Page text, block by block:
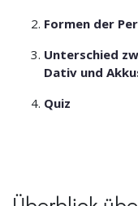
Formen der
Unterschied
Dativ und
Quiz